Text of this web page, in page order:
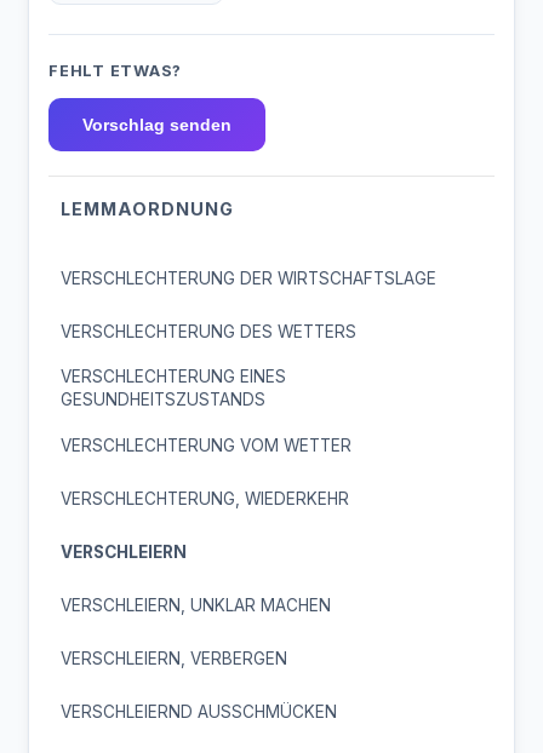
FEHLT ETWAS?
Vorschlag senden
LEMMAORDNUNG
VERSCHLECHTERUNG DER WIRTSCHAFTSLAGE
VERSCHLECHTERUNG DES WETTERS
VERSCHLECHTERUNG EINES
GESUNDHEITSZUSTANDS
VERSCHLECHTERUNG VOM WETTER
VERSCHLECHTERUNG, WIEDERKEHR
VERSCHLEIERN
VERSCHLEIERN, UNKLAR MACHEN
VERSCHLEIERN, VERBERGEN
VERSCHLEIERND AUSSCHMÜCKEN